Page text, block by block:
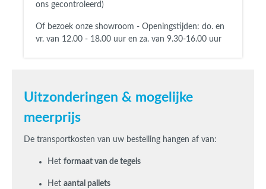
ons gecontroleerd)
Of bezoek onze showroom - Openingstijden: do. en
vr. van 12.00 - 18.00 uur en za. van 9.30-16.00 uur
Uitzonderingen & mogelijke
meerprijs
De transportkosten van uw bestelling hangen af van:
Het formaat van de tegels
Het aantal pallets